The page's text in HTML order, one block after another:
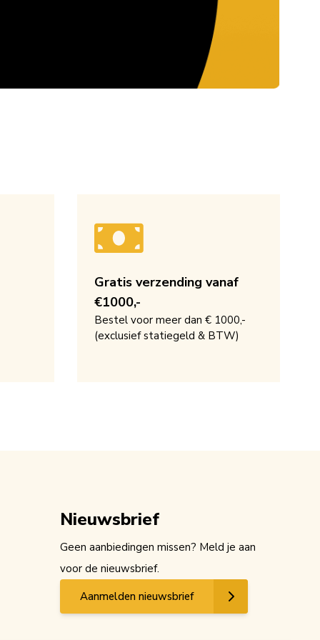
Gratis verzending vanaf
€1000,-
Bestel voor meer dan € 1000,-
(exclusief statiegeld & BTW)
Nieuwsbrief
Geen aanbiedingen missen? Meld je aan
voor de nieuwsbrief.
Aanmelden nieuwsbrief